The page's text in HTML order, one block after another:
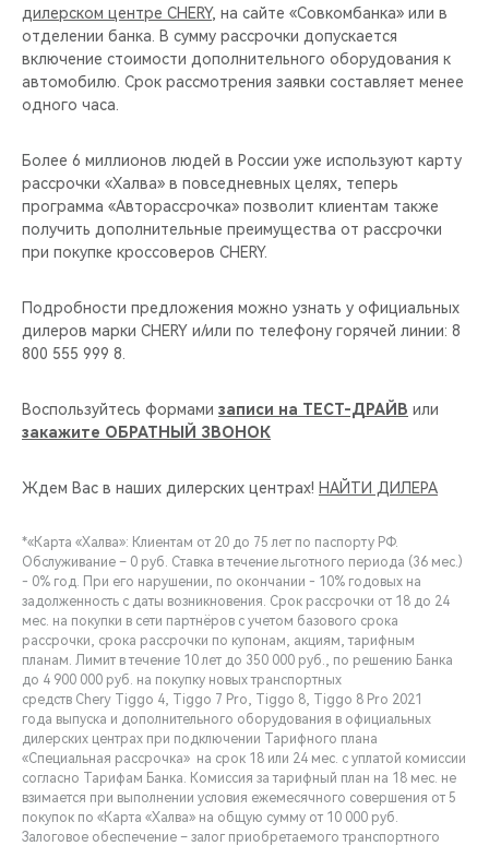
дилерском центре CHERY, на сайте «Совкомбанка» или в
отделении банка. В сумму рассрочки допускается
включение стоимости дополнительного оборудования к
автомобилю. Срок рассмотрения заявки составляет менее
одного часа.
Более 6 миллионов людей в России уже используют карту
рассрочки «Халва» в повседневных целях, теперь
программа «Авторассрочка» позволит клиентам также
получить дополнительные преимущества от рассрочки
при покупке кроссоверов CHERY.
Подробности предложения можно узнать у официальных
дилеров марки CHERY и/или по телефону горячей линии: 8
800 555 999 8.
Воспользуйтесь формами записи на ТЕСТ-ДРАЙВ или
закажите ОБРАТНЫЙ ЗВОНОК
Ждем Вас в наших дилерских центрах! НАЙТИ ДИЛЕРА
*«Карта «Халва»: Клиентам от 20 до 75 лет по паспорту РФ.
Обслуживание – 0 руб. Ставка в течение льготного периода (36 мес.)
- 0% год. При его нарушении, по окончании - 10% годовых на
задолженность с даты возникновения. Срок рассрочки от 18 до 24
мес. на покупки в сети партнёров с учетом базового срока
рассрочки, срока рассрочки по купонам, акциям, тарифным
планам. Лимит в течение 10 лет до 350 000 руб., по решению Банка
до 4 900 000 руб. на покупку новых транспортных
средств Chery Tiggo 4, Tiggo 7 Pro, Tiggo 8, Tiggo 8 Pro 2021
года выпуска и дополнительного оборудования в официальных
дилерских центрах при подключении Тарифного плана
«Специальная рассрочка» на срок 18 или 24 мес. с уплатой комиссии
согласно Тарифам Банка. Комиссия за тарифный план на 18 мес. не
взимается при выполнении условия ежемесячного совершения от 5
покупок по «Карта «Халва» на общую сумму от 10 000 руб.
Залоговое обеспечение – залог приобретаемого транспортного